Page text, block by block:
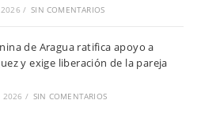
2026 / SIN COMENTARIOS
de Aragua ratifica apoyo a
y exige liberación de la pareja
2026 / SIN COMENTARIOS